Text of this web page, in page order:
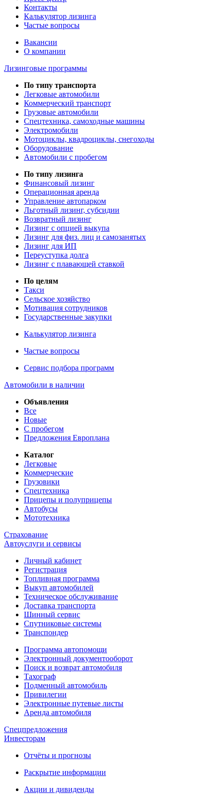
Контакты
Калькулятор лизинга
Частые вопросы
Вакансии
О компании
Лизинговые программы
По типу транспорта
Легковые автомобили
Коммерческий транспорт
Грузовые автомобили
Спецтехника, самоходные машины
Электромобили
Мотоциклы, квадроциклы, снегоходы
Оборудование
Автомобили с пробегом
По типу лизинга
Финансовый лизинг
Операционная аренда
Управление автопарком
Льготный лизинг, субсидии
Возвратный лизинг
Лизинг с опцией выкупа
Лизинг для физ. лиц и самозанятых
Лизинг для ИП
Переуступка долга
Лизинг с плавающей ставкой
По целям
Такси
Сельское хозяйство
Мотивация сотрудников
Государственные закупки
Калькулятор лизинга
Частые вопросы
Сервис подбора программ
Автомобили в наличии
Объявления
Все
Новые
С пробегом
Предложения Европлана
Каталог
Легковые
Коммерческие
Грузовики
Спецтехника
Прицепы и полуприцепы
Автобусы
Мототехника
Страхование
Автоуслуги и сервисы
Личный кабинет
Регистрация
Топливная программа
Выкуп автомобилей
Техническое обслуживание
Доставка транспорта
Шинный сервис
Спутниковые системы
Транспондер
Программа автопомощи
Электронный документооборот
Поиск и возврат автомобиля
Тахограф
Подменный автомобиль
Привилегии
Электронные путевые листы
Аренда автомобиля
Спецпредложения
Инвесторам
Отчёты и прогнозы
Раскрытие информации
Акции и дивиденды